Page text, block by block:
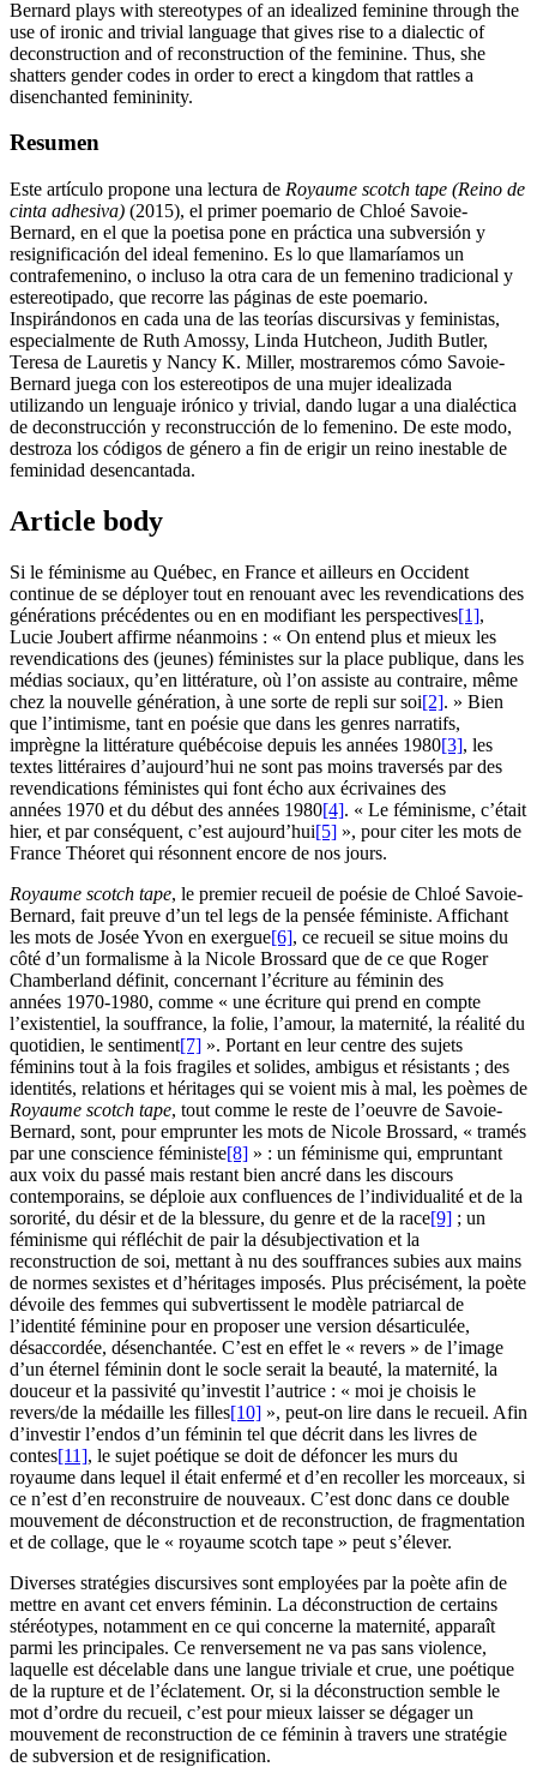
Bernard plays with stereotypes of an idealized feminine through the
use of ironic and trivial language that gives rise to a dialectic of
deconstruction and of reconstruction of the feminine. Thus, she
shatters gender codes in order to erect a kingdom that rattles a
disenchanted femininity.
Resumen
Este artículo propone una lectura de Royaume scotch tape (Reino de
cinta adhesiva) (2015), el primer poemario de Chloé Savoie-
Bernard, en el que la poetisa pone en práctica una subversión y
resignificación del ideal femenino. Es lo que llamaríamos un
contrafemenino, o incluso la otra cara de un femenino tradicional y
estereotipado, que recorre las páginas de este poemario.
Inspirándonos en cada una de las teorías discursivas y feministas,
especialmente de Ruth Amossy, Linda Hutcheon, Judith Butler,
Teresa de Lauretis y Nancy K. Miller, mostraremos cómo Savoie-
Bernard juega con los estereotipos de una mujer idealizada
utilizando un lenguaje irónico y trivial, dando lugar a una dialéctica
de deconstrucción y reconstrucción de lo femenino. De este modo,
destroza los códigos de género a fin de erigir un reino inestable de
feminidad desencantada.
Article body
Si le féminisme au Québec, en France et ailleurs en Occident
continue de se déployer tout en renouant avec les revendications des
générations précédentes ou en en modifiant les perspectives[1],
Lucie Joubert affirme néanmoins : « On entend plus et mieux les
revendications des (jeunes) féministes sur la place publique, dans les
médias sociaux, qu’en littérature, où l’on assiste au contraire, même
chez la nouvelle génération, à une sorte de repli sur soi[2]. » Bien
que l’intimisme, tant en poésie que dans les genres narratifs,
imprègne la littérature québécoise depuis les années 1980[3], les
textes littéraires d’aujourd’hui ne sont pas moins traversés par des
revendications féministes qui font écho aux écrivaines des
années 1970 et du début des années 1980[4]. « Le féminisme, c’était
hier, et par conséquent, c’est aujourd’hui[5] », pour citer les mots de
France Théoret qui résonnent encore de nos jours.
Royaume scotch tape, le premier recueil de poésie de Chloé Savoie-
Bernard, fait preuve d’un tel legs de la pensée féministe. Affichant
les mots de Josée Yvon en exergue[6], ce recueil se situe moins du
côté d’un formalisme à la Nicole Brossard que de ce que Roger
Chamberland définit, concernant l’écriture au féminin des
années 1970-1980, comme « une écriture qui prend en compte
l’existentiel, la souffrance, la folie, l’amour, la maternité, la réalité du
quotidien, le sentiment[7] ». Portant en leur centre des sujets
féminins tout à la fois fragiles et solides, ambigus et résistants ; des
identités, relations et héritages qui se voient mis à mal, les poèmes de
Royaume scotch tape, tout comme le reste de l’oeuvre de Savoie-
Bernard, sont, pour emprunter les mots de Nicole Brossard, « tramés
par une conscience féministe[8] » : un féminisme qui, empruntant
aux voix du passé mais restant bien ancré dans les discours
contemporains, se déploie aux confluences de l’individualité et de la
sororité, du désir et de la blessure, du genre et de la race[9] ; un
féminisme qui réfléchit de pair la désubjectivation et la
reconstruction de soi, mettant à nu des souffrances subies aux mains
de normes sexistes et d’héritages imposés. Plus précisément, la poète
dévoile des femmes qui subvertissent le modèle patriarcal de
l’identité féminine pour en proposer une version désarticulée,
désaccordée, désenchantée. C’est en effet le « revers » de l’image
d’un éternel féminin dont le socle serait la beauté, la maternité, la
douceur et la passivité qu’investit l’autrice : « moi je choisis le
revers/de la médaille les filles[10] », peut-on lire dans le recueil. Afin
d’investir l’endos d’un féminin tel que décrit dans les livres de
contes[11], le sujet poétique se doit de défoncer les murs du
royaume dans lequel il était enfermé et d’en recoller les morceaux, si
ce n’est d’en reconstruire de nouveaux. C’est donc dans ce double
mouvement de déconstruction et de reconstruction, de fragmentation
et de collage, que le « royaume scotch tape » peut s’élever.
Diverses stratégies discursives sont employées par la poète afin de
mettre en avant cet envers féminin. La déconstruction de certains
stéréotypes, notamment en ce qui concerne la maternité, apparaît
parmi les principales. Ce renversement ne va pas sans violence,
laquelle est décelable dans une langue triviale et crue, une poétique
de la rupture et de l’éclatement. Or, si la déconstruction semble le
mot d’ordre du recueil, c’est pour mieux laisser se dégager un
mouvement de reconstruction de ce féminin à travers une stratégie
de subversion et de resignification.